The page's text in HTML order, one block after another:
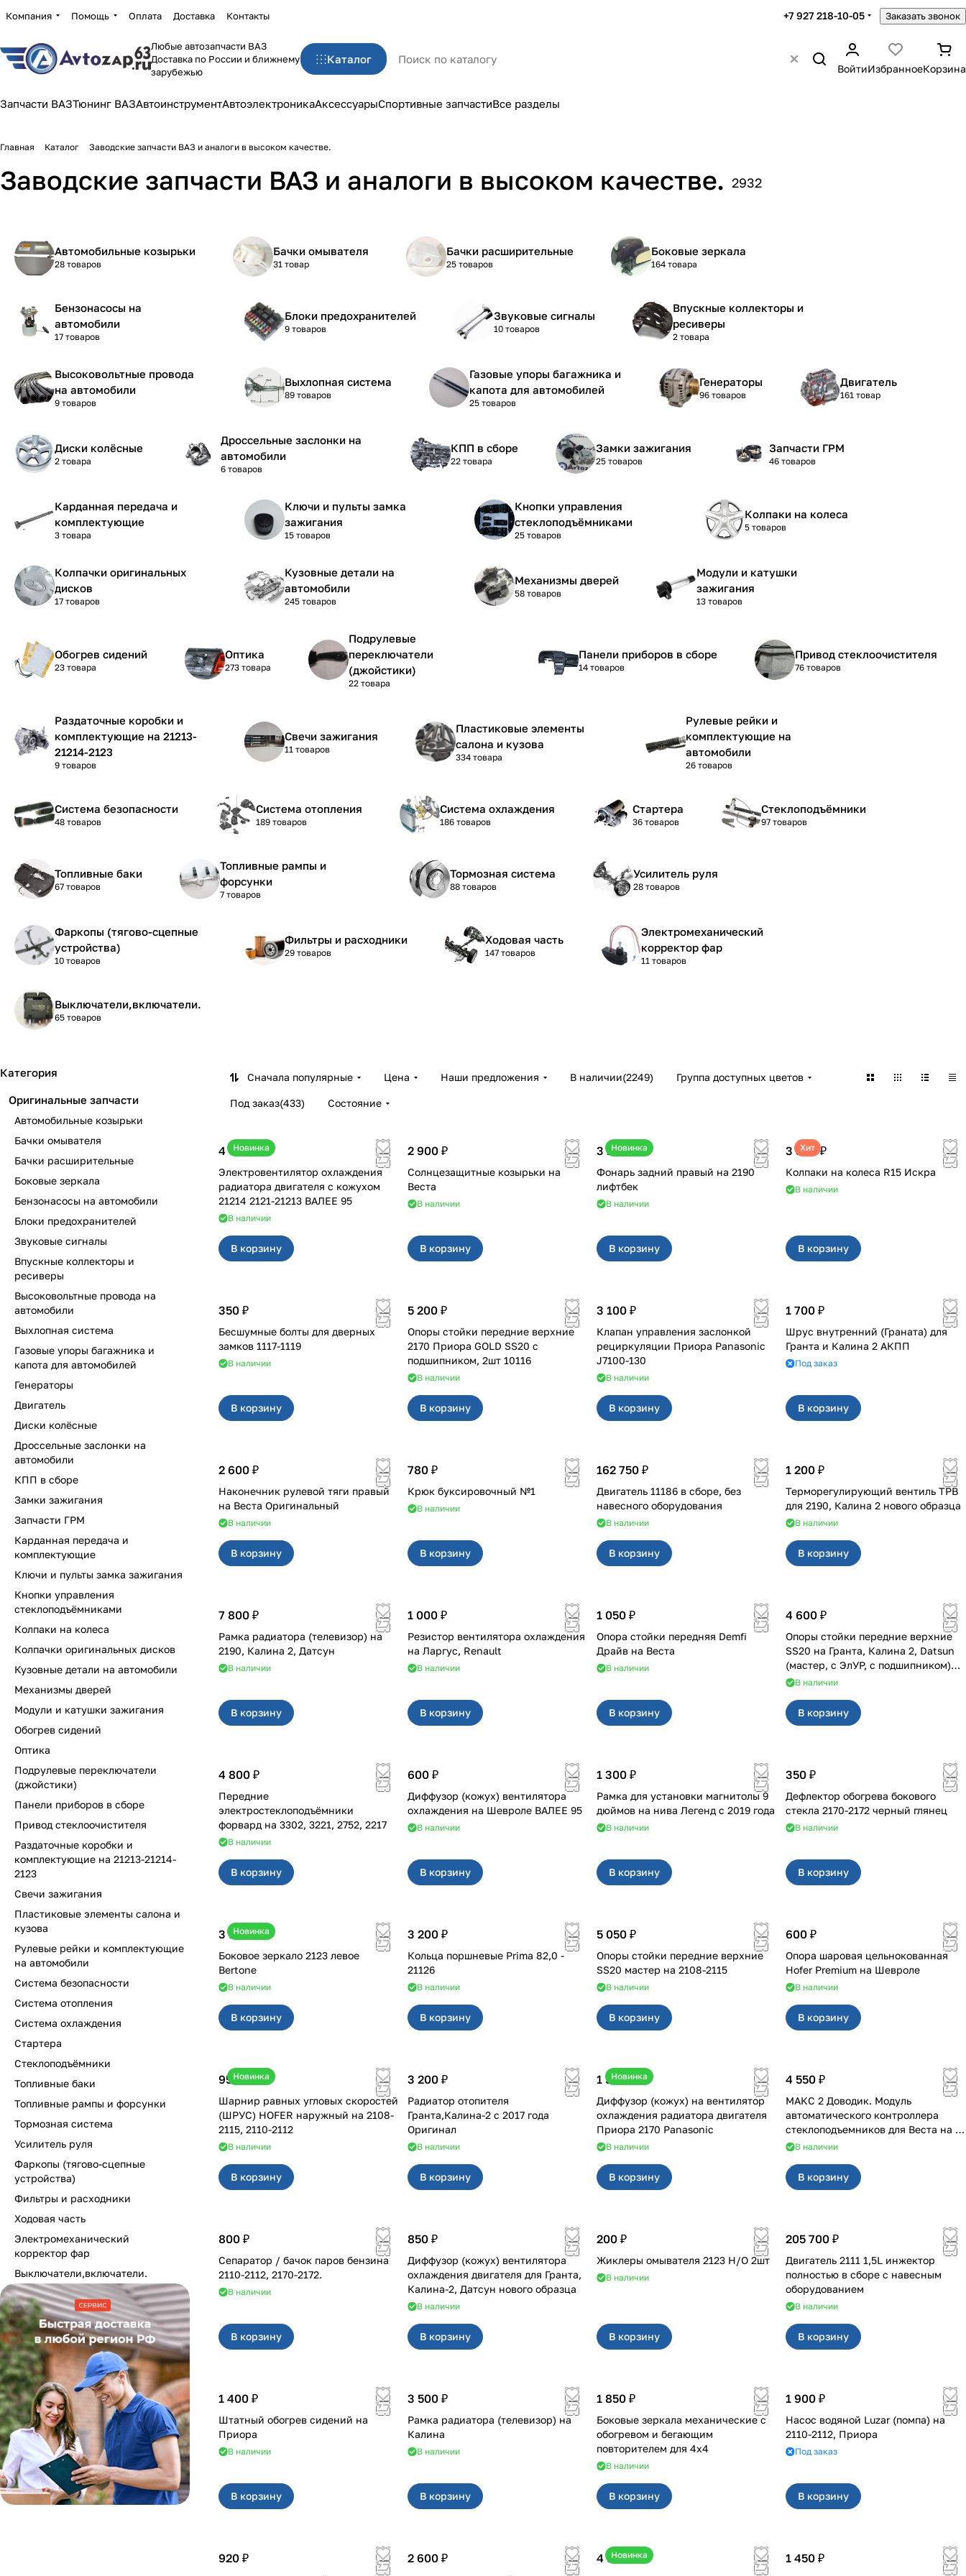
Компания Помощь Оплата Доставка Контакты +7 927 218-10-05 Заказать звонок
Любые автозапчасти ВАЗ
Доставка по России и ближнему
зарубежью
Каталог
ВойтиИзбранноеКорзина
Запчасти ВАЗТюнинг ВАЗАвтоинструментАвтоэлектроникаАксессуарыСпортивные запчастиВсе разделы
Главная Каталог Заводские запчасти ВАЗ и аналоги в высоком качестве.
Заводские запчасти ВАЗ и аналоги в высоком качестве. 2932
Автомобильные козырьки
28 товаров
Бачки омывателя
31 товар
Бачки расширительные
25 товаров
Боковые зеркала
164 товара
Бензонасосы на
автомобили
17 товаров
Блоки предохранителей
9 товаров
Звуковые сигналы
10 товаров
Впускные коллекторы и
ресиверы
2 товара
Высоковольтные провода
на автомобили
9 товаров
Выхлопная система
89 товаров
Газовые упоры багажника и
капота для автомобилей
25 товаров
Генераторы
96 товаров
Двигатель
161 товар
Диски колёсные
2 товара
Дроссельные заслонки на
автомобили
6 товаров
КПП в сборе
22 товара
Замки зажигания
25 товаров
Запчасти ГРМ
46 товаров
Карданная передача и
комплектующие
3 товара
Ключи и пульты замка
зажигания
15 товаров
Кнопки управления
стеклоподъёмниками
25 товаров
Колпаки на колеса
5 товаров
Колпачки оригинальных
дисков
17 товаров
Кузовные детали на
автомобили
245 товаров
Механизмы дверей
58 товаров
Модули и катушки
зажигания
13 товаров
Обогрев сидений
23 товара
Оптика
273 товара
Подрулевые
переключатели
(джойстики)
22 товара
Панели приборов в сборе
14 товаров
Привод стеклоочистителя
76 товаров
Раздаточные коробки и
комплектующие на 21213-
21214-2123
9 товаров
Свечи зажигания
11 товаров
Пластиковые элементы
салона и кузова
334 товара
Рулевые рейки и
комплектующие на
автомобили
26 товаров
Система безопасности
48 товаров
Система отопления
189 товаров
Система охлаждения
186 товаров
Стартера
36 товаров
Стеклоподъёмники
97 товаров
Топливные баки
67 товаров
Топливные рампы и
форсунки
7 товаров
Тормозная система
88 товаров
Усилитель руля
28 товаров
Фаркопы (тягово-сцепные
устройства)
10 товаров
Фильтры и расходники
29 товаров
Ходовая часть
147 товаров
Электромеханический
корректор фар
11 товаров
Выключатели,включатели.
65 товаров
Сначала популярные Цена Наши предложения В наличии(2249) Группа доступных цветов
Под заказ(433) Состояние
Новинка
4 600 ₽
Электровентилятор охлаждения
радиатора двигателя с кожухом
21214 2121-21213 ВАЛЕЕ 95
В наличии
В корзину
2 900 ₽
Солнцезащитные козырьки на
Веста
В наличии
В корзину
Новинка
3 100 ₽
Фонарь задний правый на 2190
лифтбек
В наличии
В корзину
Хит
3 380 ₽
Колпаки на колеса R15 Искра
В наличии
В корзину
350 ₽
Бесшумные болты для дверных
замков 1117-1119
В наличии
В корзину
5 200 ₽
Опоры стойки передние верхние
2170 Приора GOLD SS20 с
подшипником, 2шт 10116
В наличии
В корзину
3 100 ₽
Клапан управления заслонкой
рециркуляции Приора Panasonic
J7100-130
В наличии
В корзину
1 700 ₽
Шрус внутренний (Граната) для
Гранта и Калина 2 АКПП
Под заказ
В корзину
2 600 ₽
Наконечник рулевой тяги правый
на Веста Оригинальный
В наличии
В корзину
780 ₽
Крюк буксировочный №1
В наличии
В корзину
162 750 ₽
Двигатель 11186 в сборе, без
навесного оборудования
В наличии
В корзину
1 200 ₽
Терморегулирующий вентиль ТРВ
для 2190, Калина 2 нового образца
В наличии
В корзину
7 800 ₽
Рамка радиатора (телевизор) на
2190, Калина 2, Датсун
В наличии
В корзину
1 000 ₽
Резистор вентилятора охлаждения
на Ларгус, Renault
В наличии
В корзину
1 050 ₽
Опора стойки передняя Demfi
Драйв на Веста
В наличии
В корзину
4 600 ₽
Опоры стойки передние верхние
SS20 на Гранта, Калина 2, Datsun
(мастер, с ЭлУР, с подшипником)
2шт 10123
В наличии
В корзину
4 800 ₽
Передние
электростеклоподъёмники
форвард на 3302, 3221, 2752, 2217
В наличии
В корзину
600 ₽
Диффузор (кожух) вентилятора
охлаждения на Шевроле ВАЛЕЕ 95
В наличии
В корзину
1 300 ₽
Рамка для установки магнитолы 9
дюймов на нива Легенд с 2019 года
В наличии
В корзину
350 ₽
Дефлектор обогрева бокового
стекла 2170-2172 черный глянец
В наличии
В корзину
Новинка
3 500 ₽
Боковое зеркало 2123 левое
Bertone
В наличии
В корзину
3 200 ₽
Кольца поршневые Prima 82,0 -
21126
В наличии
В корзину
5 050 ₽
Опоры стойки передние верхние
SS20 мастер на 2108-2115
В наличии
В корзину
600 ₽
Опора шаровая цельнокованная
Hofer Premium на Шевроле
В наличии
В корзину
Новинка
950 ₽
Шарнир равных угловых скоростей
(ШРУС) HOFER наружный на 2108-
2115, 2110-2112
В наличии
В корзину
3 200 ₽
Радиатор отопителя
Гранта,Калина-2 с 2017 года
Оригинал
В наличии
В корзину
Новинка
1 500 ₽
Диффузор (кожух) на вентилятор
охлаждения радиатора двигателя
Приора 2170 Panasonic
В наличии
В корзину
4 550 ₽
МАКС 2 Доводик. Модуль
автоматического контроллера
стеклоподъемников для Веста на 4
двери
В наличии
В корзину
800 ₽
Сепаратор / бачок паров бензина
2110-2112, 2170-2172.
В наличии
В корзину
850 ₽
Диффузор (кожух) вентилятора
охлаждения двигателя для Гранта,
Калина-2, Датсун нового образца
В наличии
В корзину
200 ₽
Жиклеры омывателя 2123 Н/О 2шт
В наличии
В корзину
205 700 ₽
Двигатель 2111 1,5L инжектор
полностью в сборе с навесным
оборудованием
В наличии
В корзину
1 400 ₽
Штатный обогрев сидений на
Приора
В наличии
В корзину
3 500 ₽
Рамка радиатора (телевизор) на
Калина
В наличии
В корзину
1 850 ₽
Боковые зеркала механические с
обогревом и бегающим
повторителем для 4х4
В наличии
В корзину
1 900 ₽
Насос водяной Luzar (помпа) на
2110-2112, Приора
Под заказ
В корзину
920 ₽ 2 600 ₽ Новинка
4 550 ₽ 1 450 ₽
Категория
Оригинальные запчасти
Автомобильные козырьки
Бачки омывателя
Бачки расширительные
Боковые зеркала
Бензонасосы на автомобили
Блоки предохранителей
Звуковые сигналы
Впускные коллекторы и
ресиверы
Высоковольтные провода на
автомобили
Выхлопная система
Газовые упоры багажника и
капота для автомобилей
Генераторы
Двигатель
Диски колёсные
Дроссельные заслонки на
автомобили
КПП в сборе
Замки зажигания
Запчасти ГРМ
Карданная передача и
комплектующие
Ключи и пульты замка зажигания
Кнопки управления
стеклоподъёмниками
Колпаки на колеса
Колпачки оригинальных дисков
Кузовные детали на автомобили
Механизмы дверей
Модули и катушки зажигания
Обогрев сидений
Оптика
Подрулевые переключатели
(джойстики)
Панели приборов в сборе
Привод стеклоочистителя
Раздаточные коробки и
комплектующие на 21213-21214-
2123
Свечи зажигания
Пластиковые элементы салона и
кузова
Рулевые рейки и комплектующие
на автомобили
Система безопасности
Система отопления
Система охлаждения
Стартера
Стеклоподъёмники
Топливные баки
Топливные рампы и форсунки
Тормозная система
Усилитель руля
Фаркопы (тягово-сцепные
устройства)
Фильтры и расходники
Ходовая часть
Электромеханический
корректор фар
Выключатели,включатели.